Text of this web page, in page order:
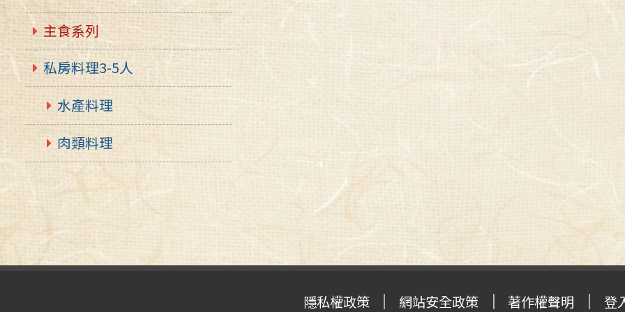
主食系列
私房料理3-5人
水產料理
肉類料理
隱私權政策 網站安全政策 著作權聲明 登